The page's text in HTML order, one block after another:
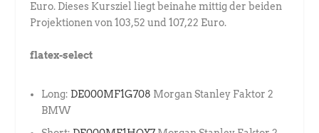
Euro. Dieses Kursziel liegt beinahe mittig der beiden
Projektionen von 103,52 und 107,22 Euro.
flatex-select
Long: DE000MF1G708 Morgan Stanley Faktor 2
BMW